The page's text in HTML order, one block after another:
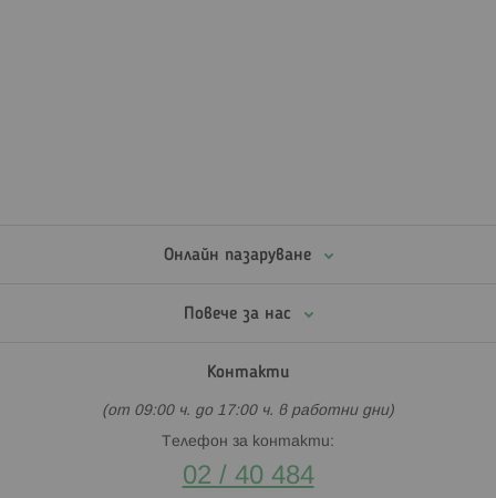
Онлайн пазаруване
Повече за нас
Контакти
(от 09:00 ч. до 17:00 ч. в работни дни)
Телефон за контакти:
02 / 40 484